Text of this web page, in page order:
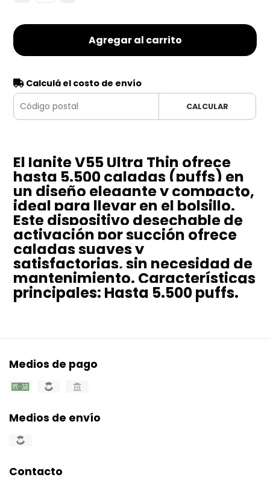
Agregar al carrito
Calculá el costo de envío
CALCULAR
El Ignite V55 Ultra Thin ofrece
hasta 5.500 caladas (puffs) en
un diseño elegante y compacto,
ideal para llevar en el bolsillo.
Este dispositivo desechable de
activación por succión ofrece
caladas suaves y
satisfactorias, sin necesidad de
mantenimiento. Características
principales: Hasta 5.500 puffs.
Medios de pago
Medios de envío
Contacto